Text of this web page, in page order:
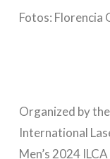
Fotos: Florencia
Organized by
International
Men’s 2024